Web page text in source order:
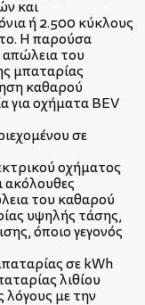
και
ή 2.500 κύκλους
Η παρούσα
απώλεια του
μπαταρίας
καθαρού
για οχήματα BEV
σε
οχήματος
ακόλουθες
του καθαρού
υψηλής τάσης,
όποιο γεγονός
σε kWh
λιθίου
λόγους με την